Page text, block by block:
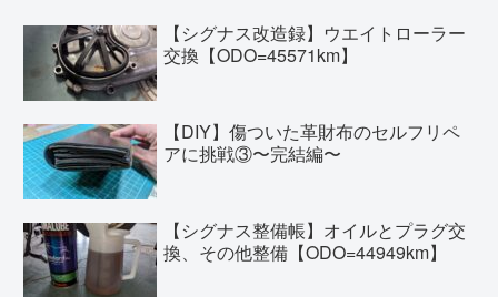
【シグナス改造録】ウエイトローラー
交換【ODO=45571km】
【DIY】傷ついた革財布のセルフリペ
アに挑戦③〜完結編〜
【シグナス整備帳】オイルとプラグ交
換、その他整備【ODO=44949km】